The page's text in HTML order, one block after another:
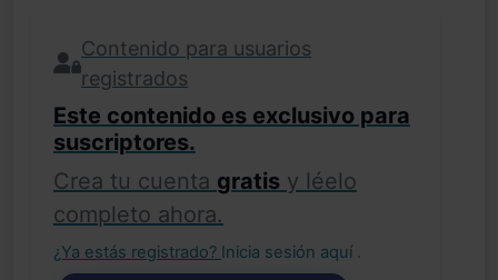
Contenido para usuarios
registrados
Este contenido es exclusivo para
suscriptores.
Crea tu cuenta gratis y léelo
completo ahora.
¿Ya estás registrado? Inicia sesión aquí .